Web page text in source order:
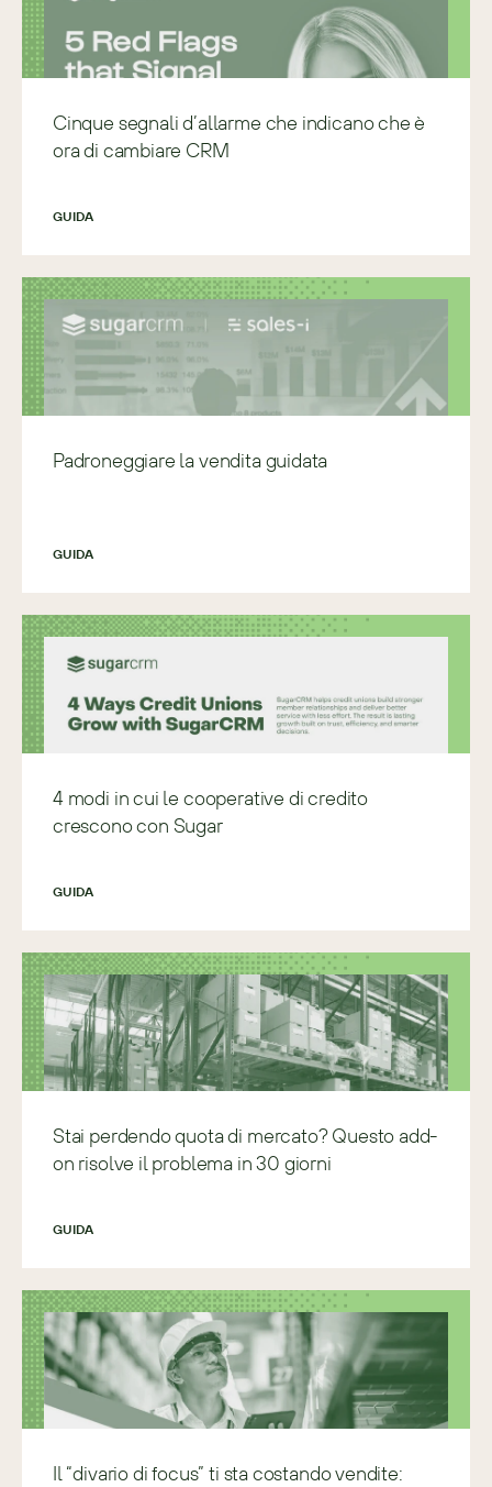
Cinque segnali d’allarme che indicano che è
ora di cambiare CRM
GUIDA
Padroneggiare la vendita guidata
GUIDA
4 modi in cui le cooperative di credito
crescono con Sugar
GUIDA
Stai perdendo quota di mercato? Questo add-
on risolve il problema in 30 giorni
GUIDA
Il “divario di focus” ti sta costando vendite: